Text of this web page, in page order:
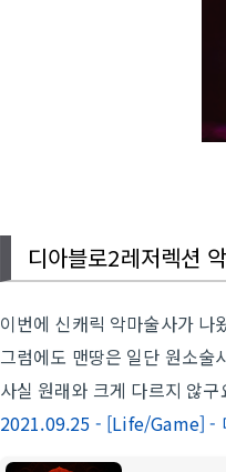
디아블로2레저렉션
이번에 신캐릭 악마술사가 나
그럼에도 맨땅은 일단 원소
사실 원래와 크게 다르지 않구
2021.09.25 - [Life/Game] -